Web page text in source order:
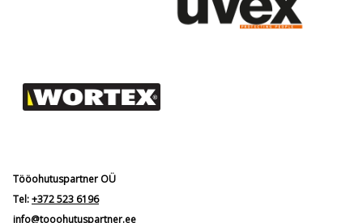
Tööohutuspartner OÜ
Tel:+372 523 6196
info@tooohutuspartner.ee